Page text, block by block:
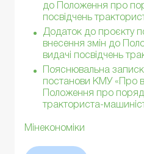
до Положення про
посвідчень
Додаток до проєкту
внесення змін до
видачі посвідчень
Пояснювальна
постанови КМУ «Про
Положення про
тракториста-
Мінекономіки